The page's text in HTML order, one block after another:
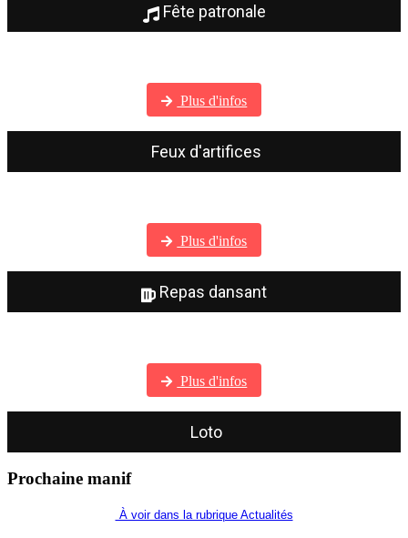
Fête patronale
Plus d'infos
Feux d'artifices
Plus d'infos
Repas dansant
Plus d'infos
Loto
Prochaine manif
À voir dans la rubrique Actualités